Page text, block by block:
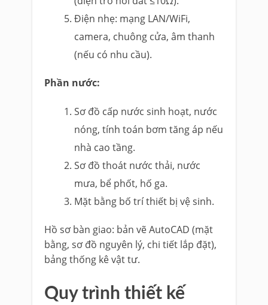
Điện nhẹ: mạng LAN/WiFi,
camera, chuông cửa, âm thanh
(nếu có nhu cầu).
Phần nước:
Sơ đồ cấp nước sinh hoạt, nước
nóng, tính toán bơm tăng áp nếu
nhà cao tầng.
Sơ đồ thoát nước thải, nước
mưa, bể phốt, hố ga.
Mặt bằng bố trí thiết bị vệ sinh.
Hồ sơ bàn giao: bản vẽ AutoCAD (mặt
bằng, sơ đồ nguyên lý, chi tiết lắp đặt),
bảng thống kê vật tư.
Quy trình thiết kế